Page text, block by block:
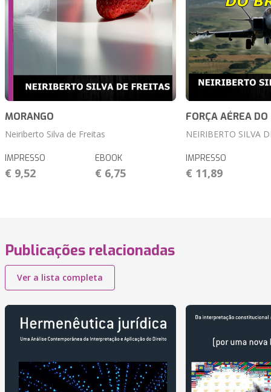
MORANGO
Neiriberto Silva de Freitas
IMPRESSO
€ 9,52
EBOOK
€ 6,75
FORÇA AÉREA DO
NEIRIBERTO SILVA
IMPRESSO
€ 11,89
Publicações relacionadas
Ver a lista completa